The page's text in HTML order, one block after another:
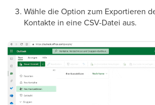
Wähle die Option zum Exportieren
Kontakte in eine CSV-Datei aus.